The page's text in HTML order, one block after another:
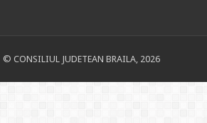
© CONSILIUL JUDETEAN BRAILA, 2026